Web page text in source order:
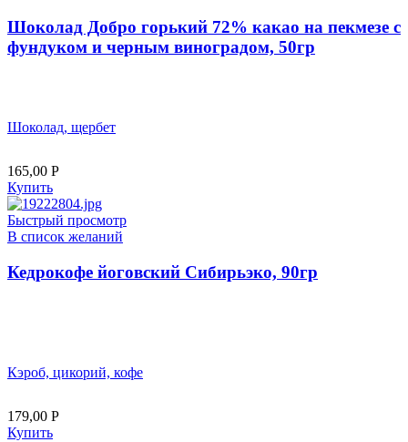
Шоколад Добро горький 72% какао на пекмезе с
фундуком и черным виноградом, 50гр
Шоколад, щербет
165,00 Р
Купить
Быстрый просмотр
В список желаний
Кедрокофе йоговский Сибирьэко, 90гр
Кэроб, цикорий, кофе
179,00 Р
Купить